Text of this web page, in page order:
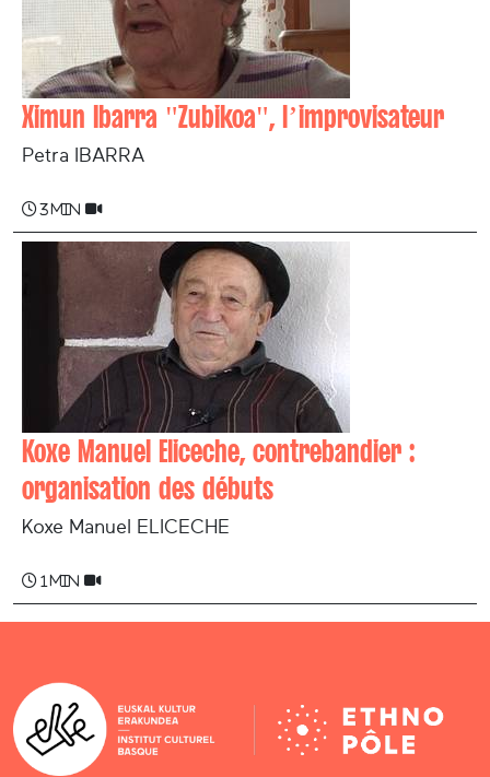
Ximun Ibarra "Zubikoa", l’improvisateur
Petra IBARRA
3 min
Koxe Manuel Eliceche, contrebandier :
organisation des débuts
Koxe Manuel ELICECHE
1 min